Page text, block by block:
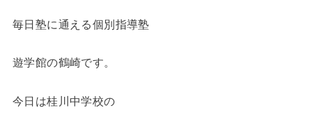
毎日塾に通える個別指導塾
遊学館の鶴崎です。
今日は桂川中学校の